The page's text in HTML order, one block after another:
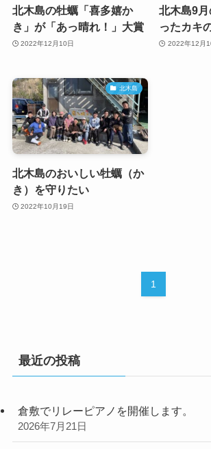
北木島の牡蠣「喜多嬉か
き」が「あっ晴れ！」大賞
2022年12月10日
北木島9
ったカキ
2022年12月
北木島
北木島のおいしい牡蠣（か
き）を守りたい
2022年10月19日
1
最近の投稿
倉敷でリレーピアノを開催します。
2026年7月21日